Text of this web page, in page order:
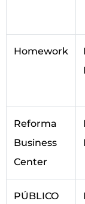
Homework
Reforma
Business
Center
PÚBLICO